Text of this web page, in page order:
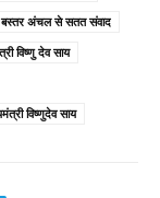
बस्तर अंचल से सतत संवाद
विष्णु देव साय
विष्णुदेव साय